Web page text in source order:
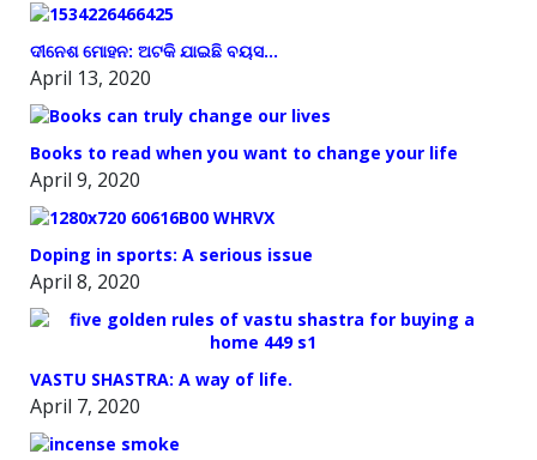
ଦୀନେଶ ମୋହନ: ଅଟକି ଯାଇଛି ବୟସ…
April 13, 2020
Books to read when you want to change your life
April 9, 2020
Doping in sports: A serious issue
April 8, 2020
VASTU SHASTRA: A way of life.
April 7, 2020